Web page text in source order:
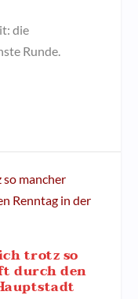
die
Runde.
trotz so
durch den